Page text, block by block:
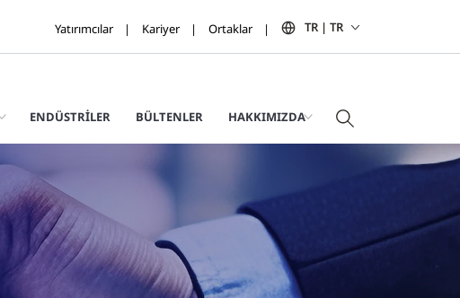
Yatırımcılar Kariyer Ortaklar TR | TR
ENDÜSTRILER BÜLTENLER HAKKIMIZDA